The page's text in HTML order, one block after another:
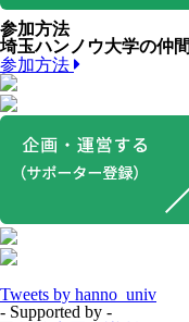
参加方法
埼玉ハンノウ大学の仲
参加方法
Tweets by hanno_univ
- Supported by -